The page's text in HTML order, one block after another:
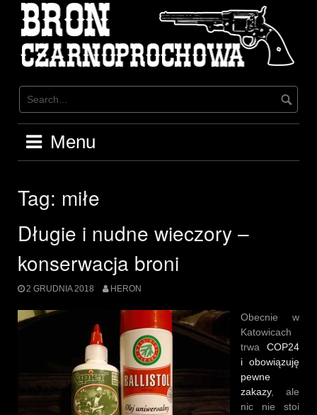
content
Menu
Tag: miłe
Długie i nudne wieczory –
konserwacja broni
2 GRUDNIA 2018 HERON
Obecnie w
Katowicach
trwa COP24
i obowiązuję
pewne
zakazy, ale
nic nie stoi